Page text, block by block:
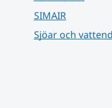
SIMAIR
Sjöar och